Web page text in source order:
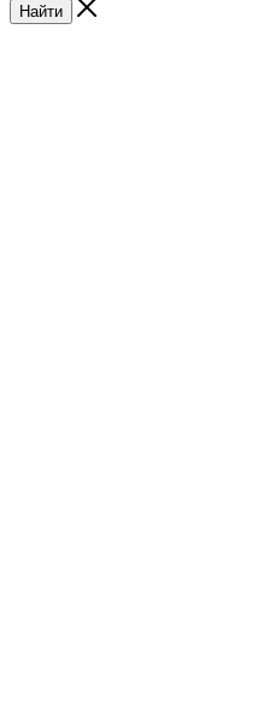
Найти